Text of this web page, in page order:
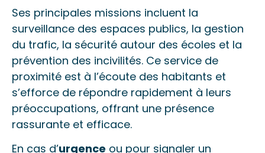
Ses principales missions incluent la
surveillance des espaces publics, la gestion
du trafic, la sécurité autour des écoles et la
prévention des incivilités. Ce service de
proximité est à l’écoute des habitants et
s’efforce de répondre rapidement à leurs
préoccupations, offrant une présence
rassurante et efficace.
En cas d’urgence ou pour signaler un